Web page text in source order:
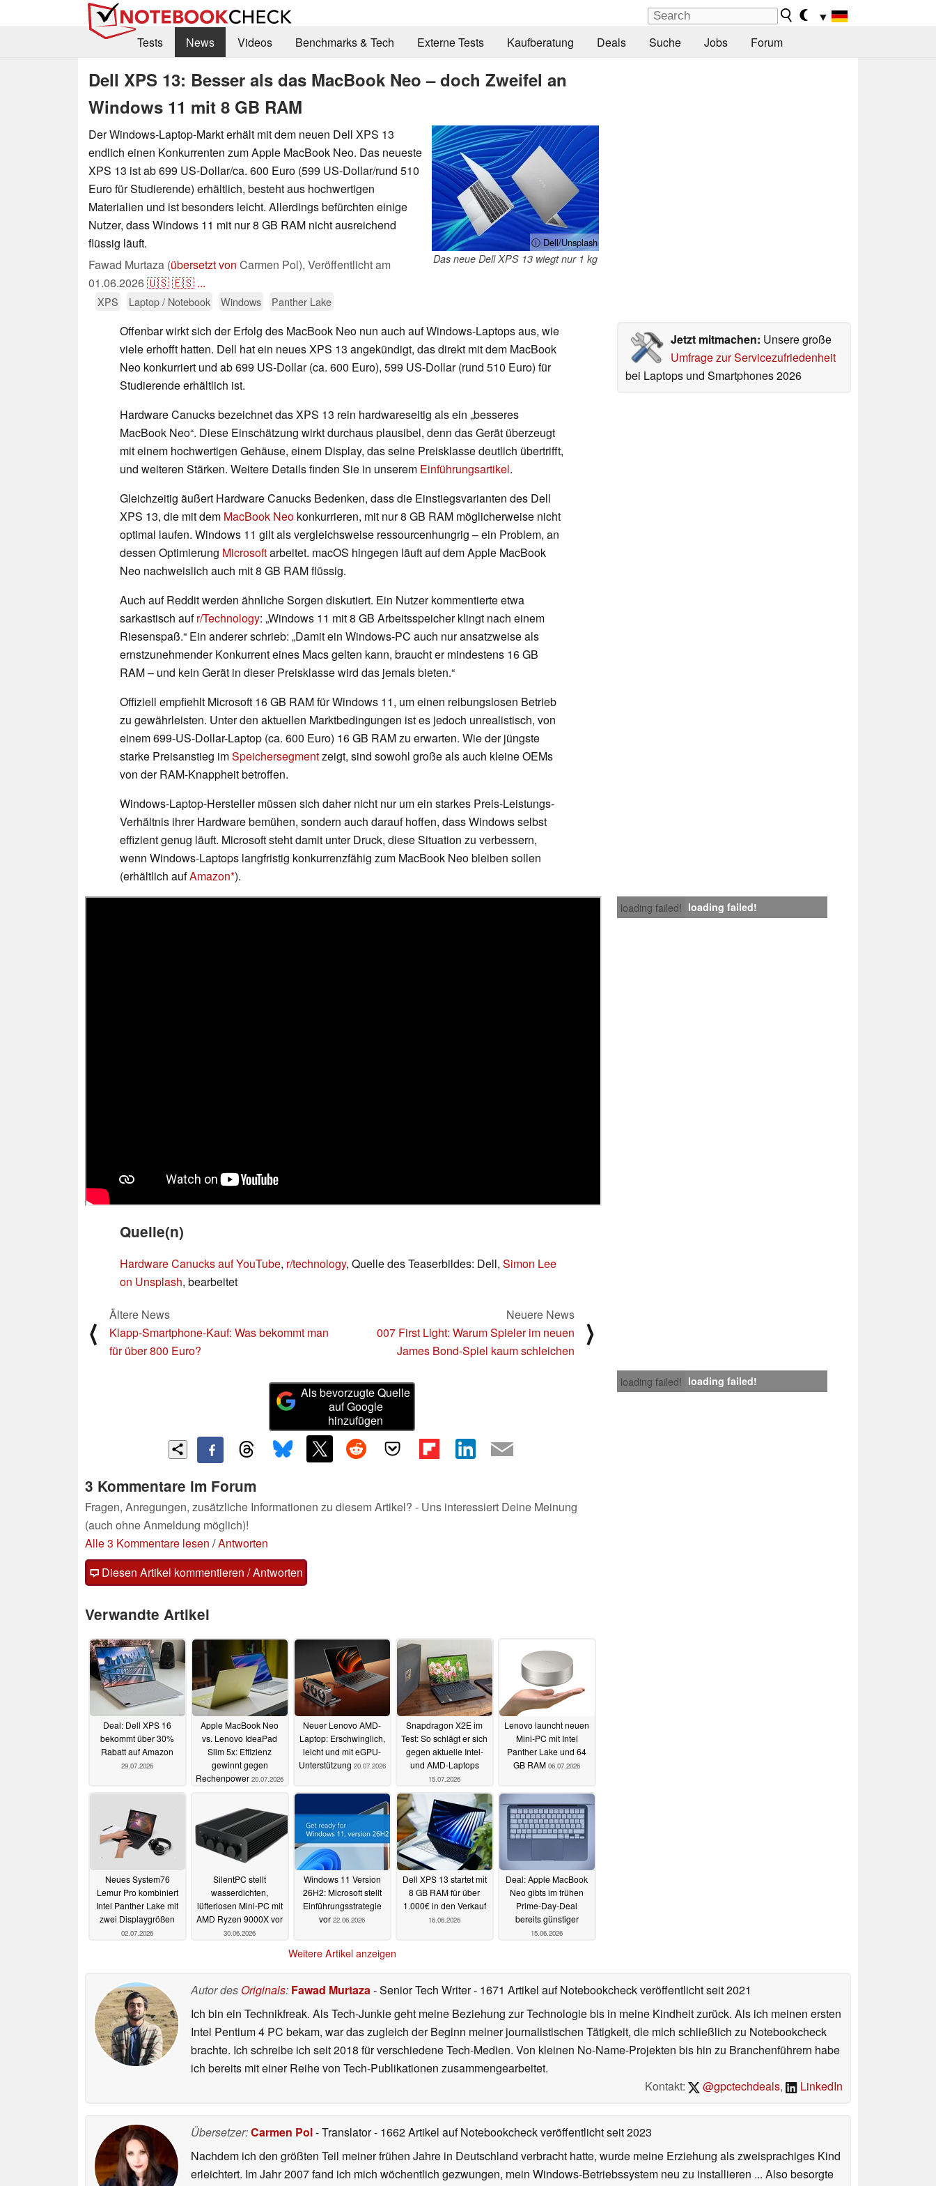
▼
Tests
News Videos Benchmarks & Tech Externe Tests Kaufberatung Deals Suche Jobs Forum
Dell XPS 13: Besser als das MacBook Neo – doch Zweifel an
Windows 11 mit 8 GB RAM
ⓘ Dell/Unsplash
Das neue Dell XPS 13 wiegt nur 1 kg
Der Windows-Laptop-Markt erhält mit dem neuen Dell XPS 13
endlich einen Konkurrenten zum Apple MacBook Neo. Das neueste
XPS 13 ist ab 699 US-Dollar/ca. 600 Euro (599 US-Dollar/rund 510
Euro für Studierende) erhältlich, besteht aus hochwertigen
Materialien und ist besonders leicht. Allerdings befürchten einige
Nutzer, dass Windows 11 mit nur 8 GB RAM nicht ausreichend
flüssig läuft.
Fawad Murtaza (übersetzt von Carmen Pol), Veröffentlicht am
01.06.2026🇺🇸🇪🇸 ...
XPS Laptop / Notebook Windows Panther Lake
Jetzt mitmachen: Unsere große
Umfrage zur Servicezufriedenheit
bei Laptops und Smartphones 2026
Offenbar wirkt sich der Erfolg des MacBook Neo nun auch auf Windows-Laptops aus, wie
viele erhofft hatten. Dell hat ein neues XPS 13 angekündigt, das direkt mit dem MacBook
Neo konkurriert und ab 699 US-Dollar (ca. 600 Euro), 599 US-Dollar (rund 510 Euro) für
Studierende erhältlich ist.
Hardware Canucks bezeichnet das XPS 13 rein hardwareseitig als ein „besseres
MacBook Neo“. Diese Einschätzung wirkt durchaus plausibel, denn das Gerät überzeugt
mit einem hochwertigen Gehäuse, einem Display, das seine Preisklasse deutlich übertrifft,
und weiteren Stärken. Weitere Details finden Sie in unserem Einführungsartikel.
Gleichzeitig äußert Hardware Canucks Bedenken, dass die Einstiegsvarianten des Dell
XPS 13, die mit dem MacBook Neo konkurrieren, mit nur 8 GB RAM möglicherweise nicht
optimal laufen. Windows 11 gilt als vergleichsweise ressourcenhungrig – ein Problem, an
dessen Optimierung Microsoftarbeitet. macOS hingegen läuft auf dem Apple MacBook
Neo nachweislich auch mit 8 GB RAM flüssig.
Auch auf Reddit werden ähnliche Sorgen diskutiert. Ein Nutzer kommentierte etwa
sarkastisch aufr/Technology: „Windows 11 mit 8 GB Arbeitsspeicher klingt nach einem
Riesenspaß.“ Ein anderer schrieb: „Damit ein Windows-PC auch nur ansatzweise als
ernstzunehmender Konkurrent eines Macs gelten kann, braucht er mindestens 16 GB
RAM – und kein Gerät in dieser Preisklasse wird das jemals bieten.“
Offiziell empfiehlt Microsoft 16 GB RAM für Windows 11, um einen reibungslosen Betrieb
zu gewährleisten. Unter den aktuellen Marktbedingungen ist es jedoch unrealistisch, von
einem 699-US-Dollar-Laptop (ca. 600 Euro) 16 GB RAM zu erwarten. Wie der jüngste
starke Preisanstieg imSpeichersegmentzeigt, sind sowohl große als auch kleine OEMs
von der RAM-Knappheit betroffen.
Windows-Laptop-Hersteller müssen sich daher nicht nur um ein starkes Preis-Leistungs-
Verhältnis ihrer Hardware bemühen, sondern auch darauf hoffen, dass Windows selbst
effizient genug läuft. Microsoft steht damit unter Druck, diese Situation zu verbessern,
wenn Windows-Laptops langfristig konkurrenzfähig zum MacBook Neo bleiben sollen
(erhältlich aufAmazon ).
loading failed! loading failed!
Quelle(n)
Hardware Canucks auf YouTube, r/technology, Quelle des Teaserbildes: Dell, Simon Lee
on Unsplash, bearbeitet
⟨
Ältere News
Klapp-Smartphone-Kauf: Was bekommt man
für über 800 Euro?
Neuere News
007 First Light: Warum Spieler im neuen
James Bond-Spiel kaum schleichen
⟩
loading failed! loading failed!
Als bevorzugte Quelle
auf Google
hinzufügen
3 Kommentare im Forum
Fragen, Anregungen, zusätzliche Informationen zu diesem Artikel? - Uns interessiert Deine Meinung
(auch ohne Anmeldung möglich)!
Alle 3 Kommentare lesen /Antworten
Diesen Artikel kommentieren / Antworten
Verwandte Artikel
Deal: Dell XPS 16
bekommt über 30%
Rabatt auf Amazon
29.07.2026
Apple MacBook Neo
vs. Lenovo IdeaPad
Slim 5x: Effizienz
gewinnt gegen
Rechenpower 20.07.2026
Neuer Lenovo AMD-
Laptop: Erschwinglich,
leicht und mit eGPU-
Unterstützung 20.07.2026
Snapdragon X2E im
Test: So schlägt er sich
gegen aktuelle Intel-
und AMD-Laptops
15.07.2026
Lenovo launcht neuen
Mini-PC mit Intel
Panther Lake und 64
GB RAM 06.07.2026
Neues System76
Lemur Pro kombiniert
Intel Panther Lake mit
zwei Displaygrößen
02.07.2026
SilentPC stellt
wasserdichten,
lüfterlosen Mini-PC mit
AMD Ryzen 9000X vor
30.06.2026
Windows 11 Version
26H2: Microsoft stellt
Einführungsstrategie
vor 22.06.2026
Dell XPS 13 startet mit
8 GB RAM für über
1.000€ in den Verkauf
16.06.2026
Deal: Apple MacBook
Neo gibts im frühen
Prime-Day-Deal
bereits günstiger
15.06.2026
Weitere Artikel anzeigen
Autor des Originals: Fawad Murtaza- Senior Tech Writer- 1671 Artikel auf Notebookcheck veröffentlichtseit 2021
Ich bin ein Technikfreak. Als Tech-Junkie geht meine Beziehung zur Technologie bis in meine Kindheit zurück. Als ich meinen ersten
Intel Pentium 4 PC bekam, war das zugleich der Beginn meiner journalistischen Tätigkeit, die mich schließlich zu Notebookcheck
brachte. Ich schreibe ich seit 2018 für verschiedene Tech-Medien. Von kleinen No-Name-Projekten bis hin zu Branchenführern habe
ich bereits mit einer Reihe von Tech-Publikationen zusammengearbeitet.
Kontakt:
@gpctechdeals, LinkedIn
Übersetzer:Carmen Pol- Translator- 1662 Artikel auf Notebookcheck veröffentlichtseit 2023
Nachdem ich den größten Teil meiner frühen Jahre in Deutschland verbracht hatte, wurde meine Erziehung als zweisprachiges Kind
erleichtert. Im Jahr 2007 fand ich mich wöchentlich gezwungen, mein Windows-Betriebssystem neu zu installieren ... Also besorgte